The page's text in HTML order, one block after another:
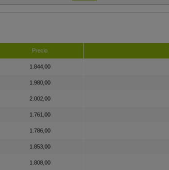
Precio
1.844,00
1.980,00
2.002,00
1.761,00
1.786,00
1.853,00
1.808,00